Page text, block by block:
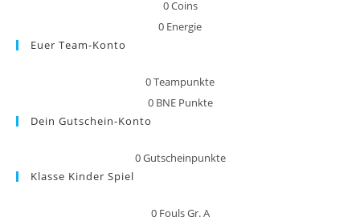
0Coins
0 Energie
Euer Team-Konto
0Teampunkte
0 BNE Punkte
Dein Gutschein-Konto
0Gutscheinpunkte
Klasse Kinder Spiel
0 Fouls Gr. A